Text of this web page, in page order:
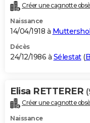
Créer une cagnotte
Naissance
14/04/1918 à
Décès
24/12/1986 à Sélestat(
Elisa RETTERER
Créer une cagnotte
Naissance